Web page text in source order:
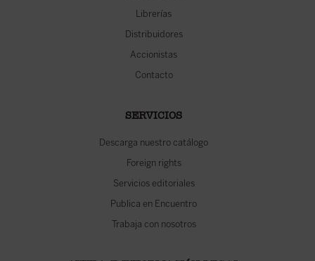
Librerías
Distribuidores
Accionistas
Contacto
SERVICIOS
Descarga nuestro catálogo
Foreign rights
Servicios editoriales
Publica en Encuentro
Trabaja con nosotros